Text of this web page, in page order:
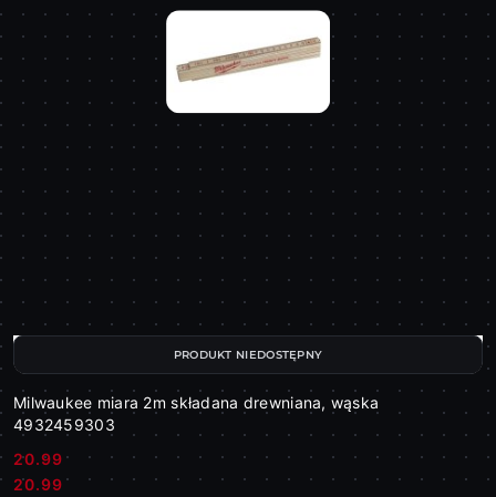
Milwaukee miara 2m składana drewniana, wąska
4932459303
Cena:
20.99
Cena:
20.99
PRODUKT NIEDOSTĘPNY